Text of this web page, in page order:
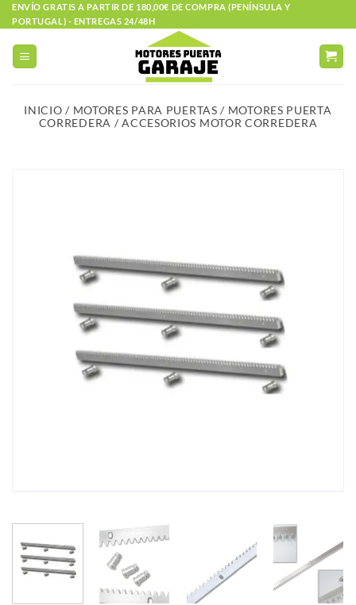
Saltar
al
contenido
ENVÍO GRATIS A PARTIR DE 180,00€ DE COMPRA (PENÍNSULA Y
PORTUGAL) - ENTREGAS 24/48H
INICIO / MOTORES PARA PUERTAS / MOTORES PUERTA
CORREDERA / ACCESORIOS MOTOR CORREDERA